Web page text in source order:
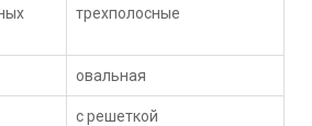
трехполосные
овальная
с решеткой